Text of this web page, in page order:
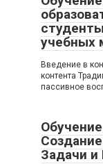
учебных
Введение в
контента
пассивное
Задачи